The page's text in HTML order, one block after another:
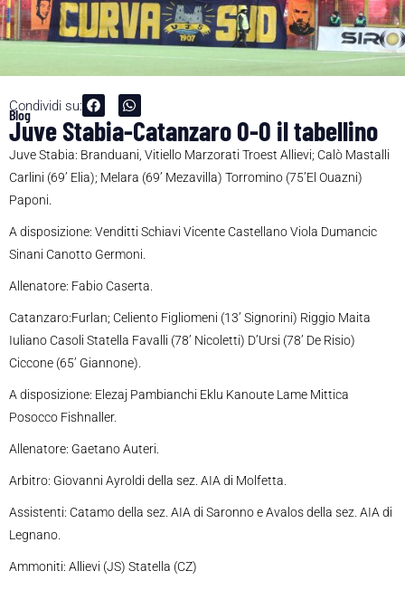
Condividi su:
Blog
Juve Stabia-Catanzaro 0-0 il tabellino
Juve Stabia: Branduani, Vitiello Marzorati Troest Allievi; Calò Mastalli
Carlini (69’ Elia); Melara (69’ Mezavilla) Torromino (75’El Ouazni)
Paponi.
A disposizione: Venditti Schiavi Vicente Castellano Viola Dumancic
Sinani Canotto Germoni.
Allenatore: Fabio Caserta.
Catanzaro:Furlan; Celiento Figliomeni (13’ Signorini) Riggio Maita
Iuliano Casoli Statella Favalli (78’ Nicoletti) D’Ursi (78’ De Risio)
Ciccone (65’ Giannone).
A disposizione: Elezaj Pambianchi Eklu Kanoute Lame Mittica
Posocco Fishnaller.
Allenatore: Gaetano Auteri.
Arbitro: Giovanni Ayroldi della sez. AIA di Molfetta.
Assistenti: Catamo della sez. AIA di Saronno e Avalos della sez. AIA di
Legnano.
Ammoniti: Allievi (JS) Statella (CZ)